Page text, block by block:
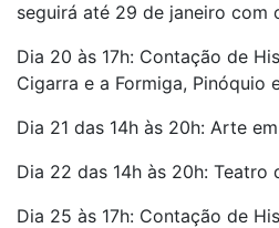
seguirá até 29 de janeiro com
Dia 20 às 17h: Contação de
Cigarra e a Formiga, Pinóquio
Dia 21 das 14h às 20h: Arte
Dia 22 das 14h às 20h: Teatro
Dia 25 às 17h: Contação de